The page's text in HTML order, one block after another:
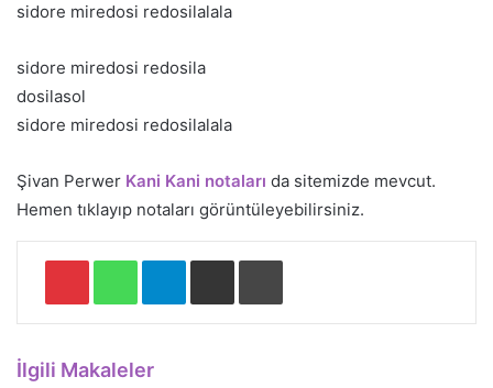
sidore miredosi redosilalala
sidore miredosi redosila
dosilasol
sidore miredosi redosilalala
Şivan Perwer Kani Kani notaları da sitemizde mevcut.
Hemen tıklayıp notaları görüntüleyebilirsiniz.
Pinterest WhatsApp Telegram E-Posta ile paylaş Yazdır
İlgili Makaleler